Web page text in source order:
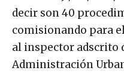
decir son 40
comisionando para
al inspector adscrito
Administración